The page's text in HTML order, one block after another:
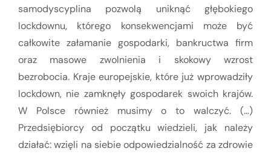
samodyscyplina pozwolą uniknąć głębokiego
lockdownu, którego konsekwencjami może być
całkowite załamanie gospodarki, bankructwa firm
oraz masowe zwolnienia i skokowy wzrost
bezrobocia. Kraje europejskie, które już wprowadziły
lockdown, nie zamknęły gospodarek swoich krajów.
W Polsce również musimy o to walczyć. (…)
Przedsiębiorcy od początku wiedzieli, jak należy
działać: wzięli na siebie odpowiedzialność za zdrowie